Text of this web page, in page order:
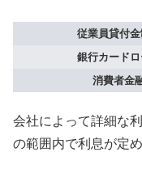
従業員貸付
銀行カード
消費者金
会社によって詳細な
の範囲内で利息が定